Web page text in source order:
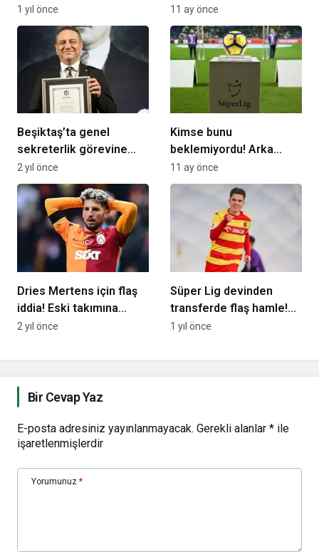
maç sonra…
1 yıl önce
döneceğiz”
11 ay önce
Beşiktaş’ta genel
sekreterlik görevine
Kaan Şakul getirildi
2 yıl önce
Kimse bunu
beklemiyordu! Arka
arkaya geldi, 3. haftada
sayı 3’e ulaştı
11 ay önce
Dries Mertens için flaş
iddia! Eski takımına
dönebilir…
2 yıl önce
Süper Lig devinden
transferde flaş hamle!
16 yaşındaki on
1 yıl önce
Bir Cevap Yaz
E-posta adresiniz yayınlanmayacak. Gerekli alanlar * ile
işaretlenmişlerdir
Yorumunuz *